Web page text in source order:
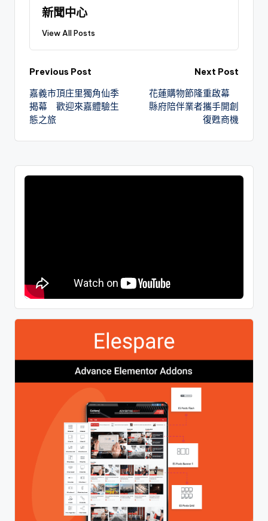
新聞中心
View All Posts
Previous Post
嘉義市頂庄里獨角仙季
揭幕 歡迎來嘉體驗生
態之旅
Next Post
花蓮購物節隆重啟幕
縣府陪伴業者攜手開創
復甦商機